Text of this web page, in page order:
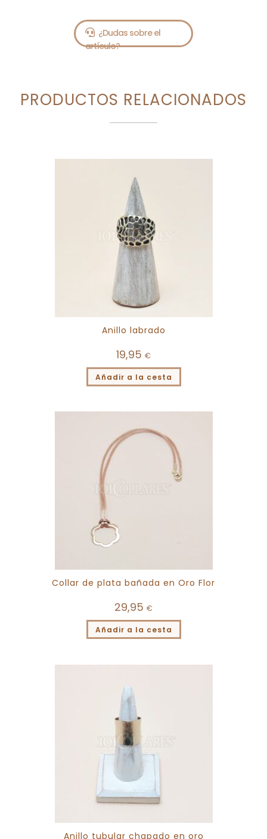
PRODUCTOS RELACIONADOS
Anillo labrado
19,95 €
Añadir a la cesta
Collar de plata bañada en Oro Flor
29,95 €
Añadir a la cesta
Anillo tubular chapado en oro